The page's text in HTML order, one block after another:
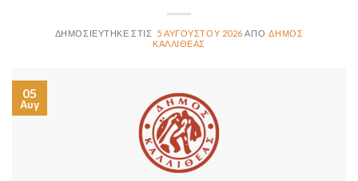
5 ΑΥΓΟΎΣΤΟΥ 2026
ΔΉΜΟΣ
ΚΑΛΛΙΘΈΑΣ
05
Αυγ